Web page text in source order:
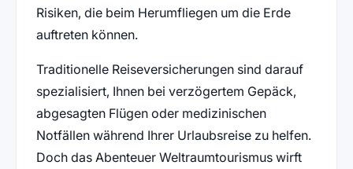
Risiken, die beim Herumfliegen um die Erde
auftreten können.
Traditionelle Reiseversicherungen sind darauf
spezialisiert, Ihnen bei verzögertem Gepäck,
abgesagten Flügen oder medizinischen
Notfällen während Ihrer Urlaubsreise zu helfen.
Doch das Abenteuer Weltraumtourismus wirft